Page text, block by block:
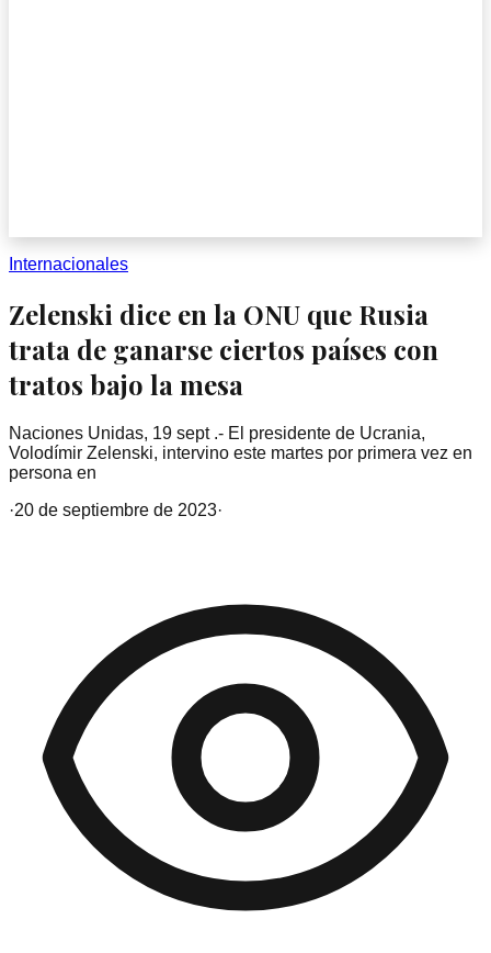
Internacionales
Zelenski dice en la ONU que Rusia
trata de ganarse ciertos países con
tratos bajo la mesa
Naciones Unidas, 19 sept .- El presidente de Ucrania,
Volodímir Zelenski, intervino este martes por primera vez en
persona en
·20 de septiembre de 2023·